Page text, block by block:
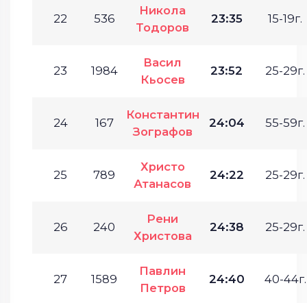
22 536
Никола
Тодоров
23:35 15-19г.
23 1984
Васил
Кьосев
23:52 25-29г.
24 167
Константин
Зографов
24:04 55-59г.
25 789
Христо
Атанасов
24:22 25-29г.
26 240
Рени
Христова
24:38 25-29г.
27 1589
Павлин
Петров
24:40 40-44г.